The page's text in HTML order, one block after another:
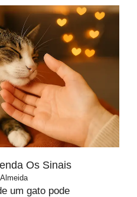
Os Sinais
um gato pode